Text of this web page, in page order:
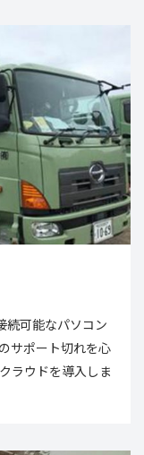
続可能なパソコン
サポート切れを心
ラウドを導入しま